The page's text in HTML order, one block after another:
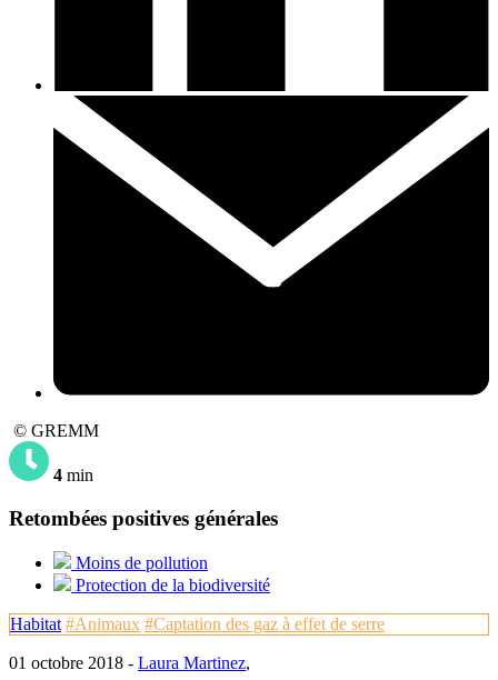
© GREMM
4 min
Retombées positives générales
Moins de pollution
Protection de la biodiversité
Habitat #Animaux #Captation des gaz à effet de serre
01 octobre 2018 - Laura Martinez,